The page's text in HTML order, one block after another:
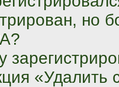
но
«Удалить